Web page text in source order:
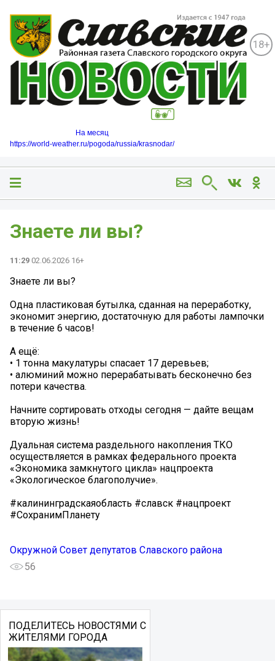
18+
На месяц
https://world-weather.ru/pogoda/russia/krasnodar/
Знаете ли вы?
11:29 02.06.2026 16+
Знаете ли вы?
Одна пластиковая бутылка, сданная на переработку,
экономит энергию, достаточную для работы лампочки
в течение 6 часов!
А ещё:
• 1 тонна макулатуры спасает 17 деревьев;
• алюминий можно перерабатывать бесконечно без
потери качества.
Начните сортировать отходы сегодня — дайте вещам
вторую жизнь!
️Дуальная система раздельного накопления ТКО
осуществляется в рамках федерального проекта
«Экономика замкнутого цикла» нацпроекта
«Экологическое благополучие».
#калининградскаяобласть #славск #нацпроект
#СохранимПланету
Окружной Совет депутатов Славского района
56
ПОДЕЛИТЕСЬ НОВОСТЯМИ С
ЖИТЕЛЯМИ ГОРОДА